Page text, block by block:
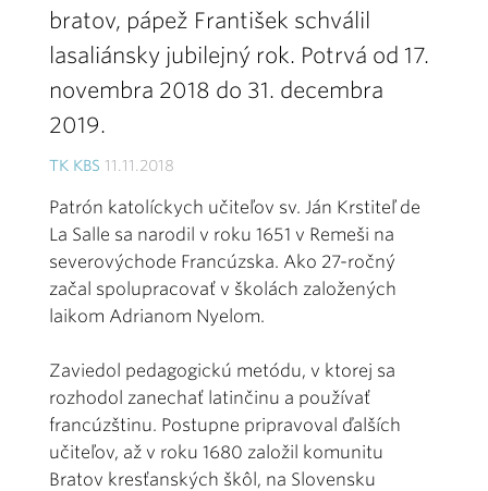
bratov, pápež František schválil
lasaliánsky jubilejný rok. Potrvá od 17.
novembra 2018 do 31. decembra
2019.
TK KBS 11.11.2018
Patrón katolíckych učiteľov sv. Ján Krstiteľ de
La Salle sa narodil v roku 1651 v Remeši na
severovýchode Francúzska. Ako 27-ročný
začal spolupracovať v školách založených
laikom Adrianom Nyelom.
Zaviedol pedagogickú metódu, v ktorej sa
rozhodol zanechať latinčinu a používať
francúzštinu. Postupne pripravoval ďalších
učiteľov, až v roku 1680 založil komunitu
Bratov kresťanských škôl, na Slovensku